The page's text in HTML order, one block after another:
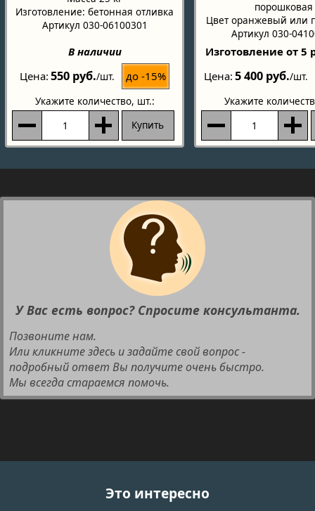
Изготовление: бетонная отливка
Артикул 030-06100301
В наличии
Цена 550 руб./шт. до -15%
Укажите количество, шт.:
Купить
порошковая
Цвет оранжевый или
Артикул 030-
Изготовление от 5
Цена 5 400 руб./шт.
Укажите
У Вас есть вопрос? Спросите консультанта.
Позвоните нам.
Или кликните здесь и задайте свой вопрос -
подробный ответ Вы получите очень быстро.
Мы всегда стараемся помочь.
Это интересно